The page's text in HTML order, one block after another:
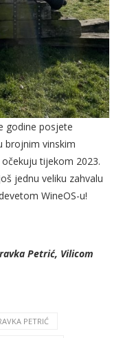
godine posjete
brojnim vinskim
tijekom 2023.
jednu veliku zahvalu
WineOS-u!
Petrić, Vilicom
PETRIĆ